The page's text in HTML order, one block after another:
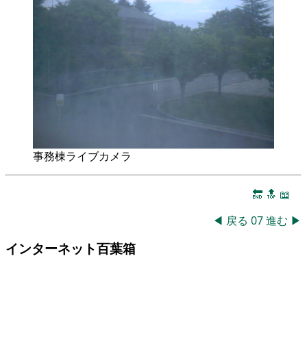
事務棟ライブカメラ
🔚 🔝 📖
◀ 戻る 07進む ▶
インターネット百葉箱